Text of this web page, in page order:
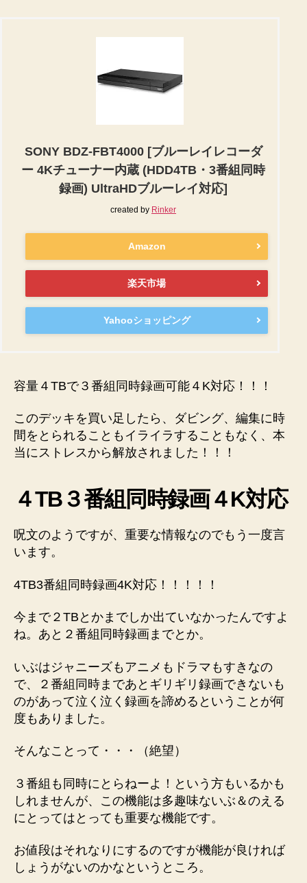
SONY BDZ-FBT4000 [ブルーレイレコーダ
ー 4Kチューナー内蔵 (HDD4TB・3番組同時
録画) UltraHDブルーレイ対応]
created by Rinker
Amazon
楽天市場
Yahooショッピング
容量４TBで３番組同時録画可能４K対応！！！
このデッキを買い足したら、ダビング、編集に時
間をとられることもイライラすることもなく、本
当にストレスから解放されました！！！
４TB３番組同時録画４K対応
呪文のようですが、重要な情報なのでもう一度言
います。
4TB3番組同時録画4K対応！！！！！
今まで２TBとかまでしか出ていなかったんですよ
ね。あと２番組同時録画までとか。
いぶはジャニーズもアニメもドラマもすきなの
で、２番組同時まであとギリギリ録画できないも
のがあって泣く泣く録画を諦めるということが何
度もありました。
そんなことって・・・（絶望）
３番組も同時にとらねーよ！という方もいるかも
しれませんが、この機能は多趣味ないぶ＆のえる
にとってはとっても重要な機能です。
お値段はそれなりにするのですが機能が良ければ
しょうがないのかなというところ。